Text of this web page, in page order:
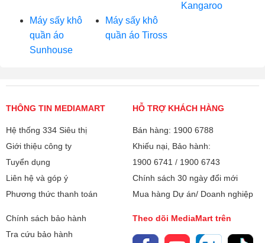
Kangaroo
Máy sấy khô
quần áo
Sunhouse
Máy sấy khô
quần áo Tiross
THÔNG TIN MEDIAMART
Hệ thống 334 Siêu thị
Giới thiệu công ty
Tuyển dụng
Liên hệ và góp ý
Phương thức thanh toán
HỖ TRỢ KHÁCH HÀNG
Bán hàng: 1900 6788
Khiếu nại, Bảo hành:
1900 6741 / 1900 6743
Chính sách 30 ngày đổi mới
Mua hàng Dự án/ Doanh nghiệp
Chính sách bảo hành
Tra cứu bảo hành
Theo dõi MediaMart trên